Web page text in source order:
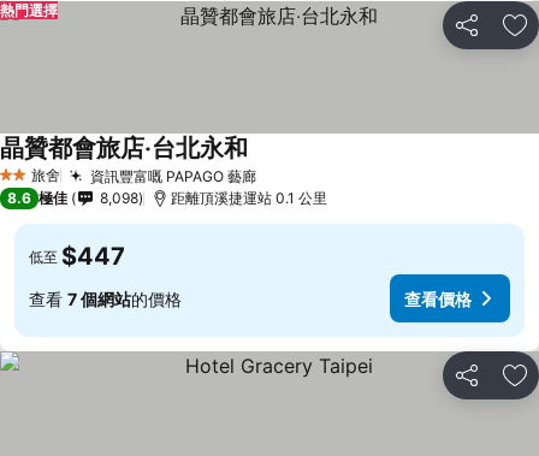
分享 放
熱門選擇
2 星級旅舍 資訊豐富嘅 PAPAGO 藝廊
晶贊都會旅店‧台北永和
8.6 極佳 8,098 距離頂溪捷運站 0.1 公里
低至 $447
查看 7 個網站的價格 查看價格
分享 放